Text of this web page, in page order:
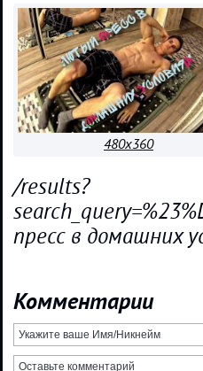
480x360
/results?
пресс в домашних
Комментарии